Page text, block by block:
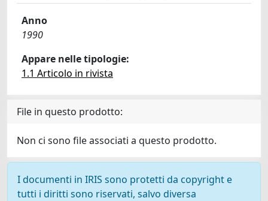
Anno
1990
Appare nelle tipologie:
1.1 Articolo in rivista
File in questo prodotto:
Non ci sono file associati a questo prodotto.
I documenti in IRIS sono protetti da copyright e
tutti i diritti sono riservati, salvo diversa